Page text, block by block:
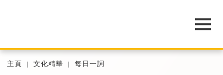
主頁 文化精華 每日一詞